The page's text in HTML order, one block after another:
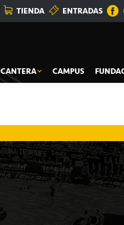
TIENDA ENTRADAS
CANTERA CAMPUS